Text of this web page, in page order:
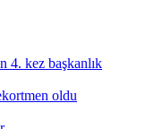
4. kez başkanlık
oldu